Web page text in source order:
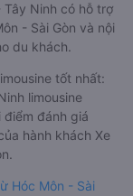
Tây Ninh có hỗ trợ
- Sài Gòn và nội
du khách.
tốt nhất:
limousine
đánh giá
hành khách Xe
Hóc Môn - Sài